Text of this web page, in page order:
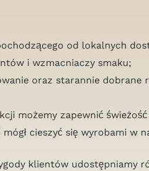
od lokalnych
i wzmacniaczy smaku;
oraz starannie dobrane
możemy zapewnić świeżość
cieszyć się wyrobami w
klientów udostępniamy